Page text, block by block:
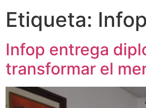
Etiqueta: Infop
Infop entrega
transformar el